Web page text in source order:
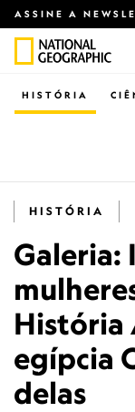
ASSINE A
HISTÓRIA
HISTÓRIA
Galeria:
História
egípcia
delas